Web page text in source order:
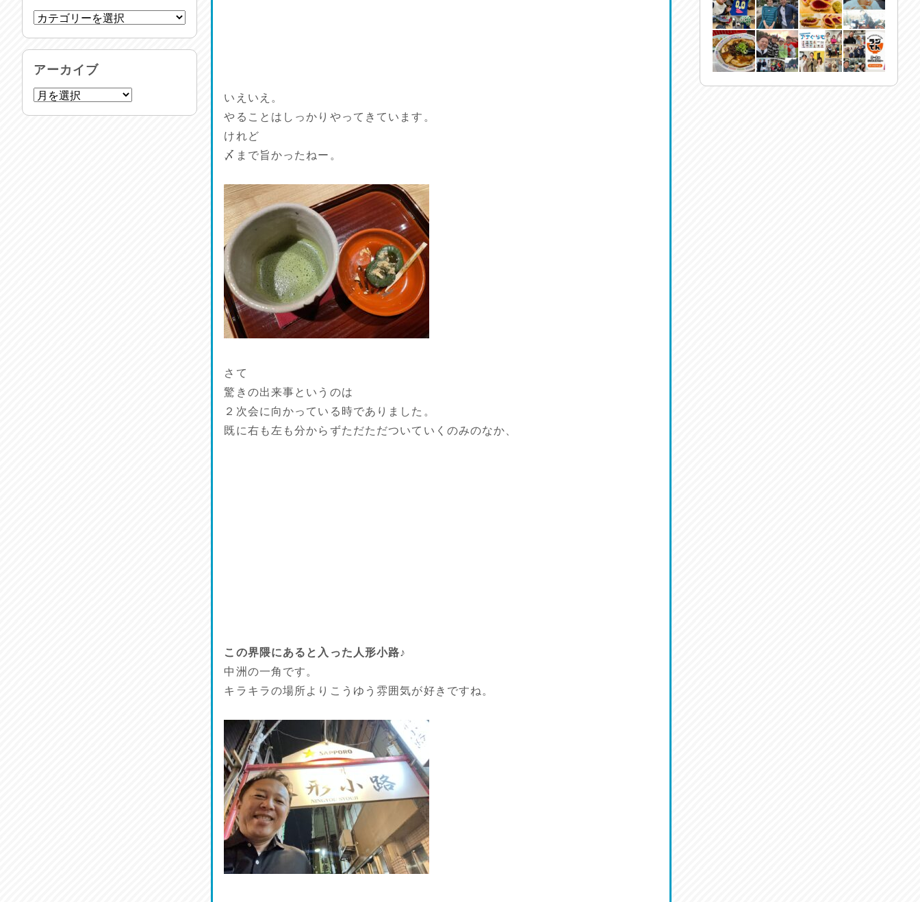
いえいえ。
やることはしっかりやってきています。
けれど
〆まで旨かったねー。
さて
驚きの出来事というのは
２次会に向かっている時でありました。
既に右も左も分からずただただついていくのみのなか、
この界隈にあると入った人形小路♪
中洲の一角です。
キラキラの場所よりこうゆう雰囲気が好きですね。
リスナーの集い！
馬肉料理 桜馬亭
アーカイブ